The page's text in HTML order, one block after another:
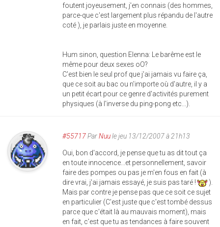
foutent joyeusement, j'en connais (des hommes,
parce-que c'est largement plus répandu de l'autre
coté ), je parlais juste en moyenne.
Hum sinon, question Elenna: Le barême est le
même pour deux sexes oO?
C'est bien le seul prof que j'ai jamais vu faire ça,
que ce soit au bac ou n'importe où d'autre, il y a
un petit écart pour ce genre d'activités purement
physiques (à l'inverse du ping-pong etc...).
#55717ParNuule jeu 13/12/2007 à 21h13
Oui, bon d'accord, je pense que tu as dit tout ça
en toute innocence...et personnellement, savoir
faire des pompes ou pas je m'en fous en fait (à
dire vrai, j'ai jamais essayé, je suis pas taré !
).
Mais par contre je pense pas que ce soit ce sujet
en particulier (C'est juste que c'est tombé dessus
parce que c'était là au mauvais moment), mais
en fait, c'est que tu as tendances à faire souvent